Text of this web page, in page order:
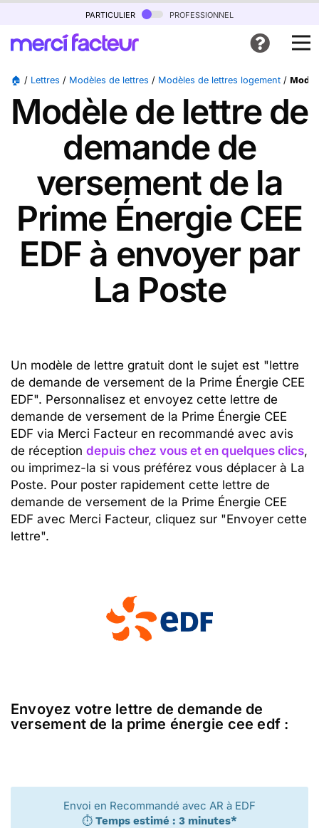
particulier professionnel
🏠 / Lettres / Modèles de lettres / Modèles de lettres logement /
Modèle de lettre de
demande de
versement de la
Prime Énergie CEE
EDF à envoyer par
La Poste
Un modèle de lettre gratuit dont le sujet est "lettre
de demande de versement de la Prime Énergie CEE
EDF". Personnalisez et envoyez cette lettre de
demande de versement de la Prime Énergie CEE
EDF via Merci Facteur en recommandé avec avis
de réception depuis chez vous et en quelques clics,
ou imprimez-la si vous préférez vous déplacer à La
Poste. Pour poster rapidement cette lettre de
demande de versement de la Prime Énergie CEE
EDF avec Merci Facteur, cliquez sur "Envoyer cette
lettre".
Envoyez votre lettre de demande de
versement de la prime énergie cee edf :
Envoi en Recommandé avec AR à EDF
⏱️ Temps estimé : 3 minutes*